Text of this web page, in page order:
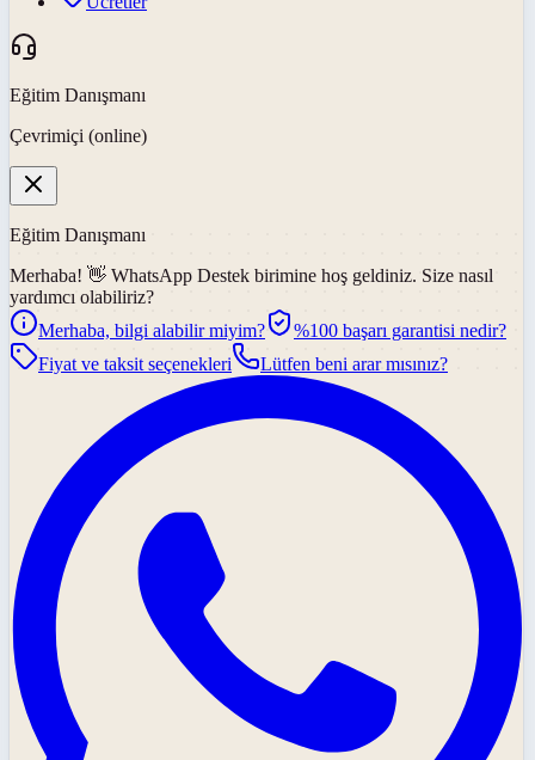
Eğitim Danışmanı
Çevrimiçi (online)
Eğitim Danışmanı
Merhaba! 👋 WhatsApp Destek birimine hoş geldiniz. Size nasıl
yardımcı olabiliriz?
Merhaba, bilgi alabilir miyim?
%100 başarı garantisi nedir?
Fiyat ve taksit seçenekleri
Lütfen beni arar mısınız?